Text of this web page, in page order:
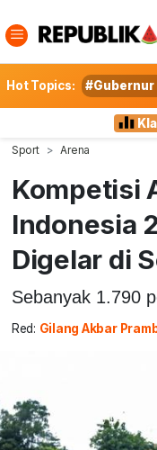
Hot Topics: #Gubernur
Sport Arena
Kompetisi
Indonesia
Digelar di
Sebanyak 1.790
Red: Gilang Akbar